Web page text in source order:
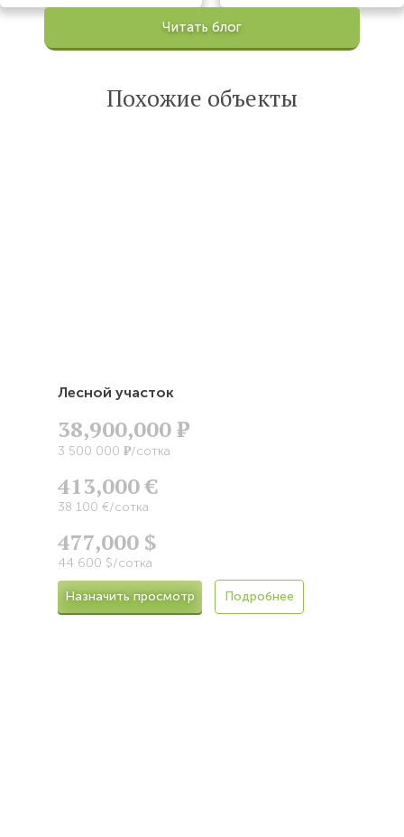
Просмотров:
Опубликована:
Читать блог
Похожие объекты
Лесной участок
38,900,000Р
3 500 000 Р/сотка
413,000 €
38 100 €/сотка
477,000 $
44 600 $/сотка
Назначить просмотр Подробнее